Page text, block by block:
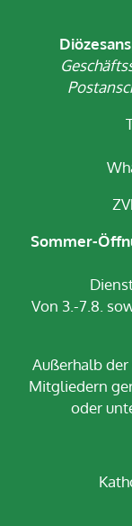
Sommer-
Von 3.-7.8.
Außerhalb
Mitgliedern
oder